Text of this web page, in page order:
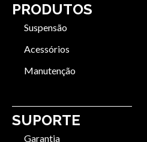
PRODUTOS
Suspensão
Acessórios
Manutenção
SUPORTE
Garantia